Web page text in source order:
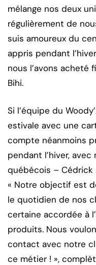
mélange nos deux
régulièrement de
suis amoureux du
appris pendant
nous l’avons acheté
Bihi.
Si l’équipe du
estivale avec une
compte néanmoins
pendant l’hiver,
québécois – Cédrick
« Notre objectif est
le quotidien de nos
certaine accordée à
produits. Nous
contact avec notre
ce métier ! »,